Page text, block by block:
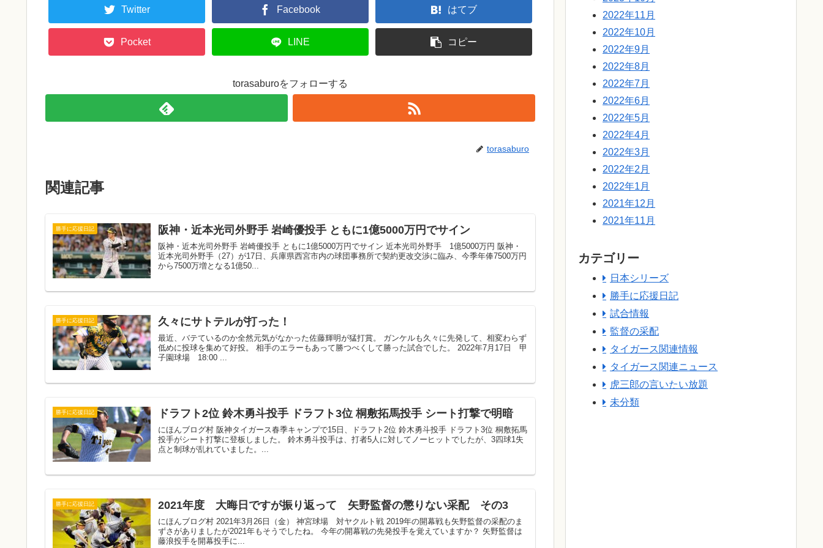
Twitter Facebook はてブ
Pocket LINE コピー
torasaburoをフォローする
torasaburo
関連記事
勝手に応援日記 阪神・近本光司外野手 岩崎優投手 ともに1億5000万円でサイン
阪神・近本光司外野手 岩崎優投手 ともに1億5000万円でサイン 近本光司外野手 1億5000万円 阪神・
近本光司外野手（27）が17日、兵庫県西宮市内の球団事務所で契約更改交渉に臨み、今季年俸7500万円
から7500万増となる1億50...
勝手に応援日記 久々にサトテルが打った！
最近、バテているのか全然元気がなかった佐藤輝明が猛打賞。 ガンケルも久々に先発して、相変わらず
低めに投球を集めて好投。 相手のエラーもあって勝つべくして勝った試合でした。 2022年7月17日 甲
子園球場 18:00 ...
勝手に応援日記 ドラフト2位 鈴木勇斗投手 ドラフト3位 桐敷拓馬投手 シート打撃で明暗
にほんブログ村 阪神タイガース春季キャンプで15日、ドラフト2位 鈴木勇斗投手 ドラフト3位 桐敷拓馬
投手がシート打撃に登板しました。 鈴木勇斗投手は、打者5人に対してノーヒットでしたが、3四球1失
点と制球が乱れていました。...
勝手に応援日記 2021年度 大晦日ですが振り返って 矢野監督の懲りない采配 その3
にほんブログ村 2021年3月26日（金） 神宮球場 対ヤクルト戦 2019年の開幕戦も矢野監督の采配のま
ずさがありましたが2021年もそうでしたね。 今年の開幕戦の先発投手を覚えていますか？ 矢野監督は
藤浪投手を開幕投手に...
2022年11月
2022年10月
2022年9月
2022年8月
2022年7月
2022年6月
2022年5月
2022年4月
2022年3月
2022年2月
2022年1月
2021年12月
2021年11月
カテゴリー
日本シリーズ
勝手に応援日記
試合情報
監督の采配
タイガース関連情報
タイガース関連ニュース
虎三郎の言いたい放題
未分類